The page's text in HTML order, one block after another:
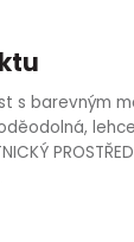
s barevným